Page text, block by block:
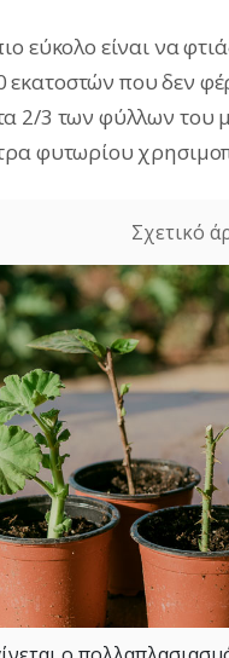
εύκολο είναι να
που δεν
2/3 των φύλλων
φυτωρίου